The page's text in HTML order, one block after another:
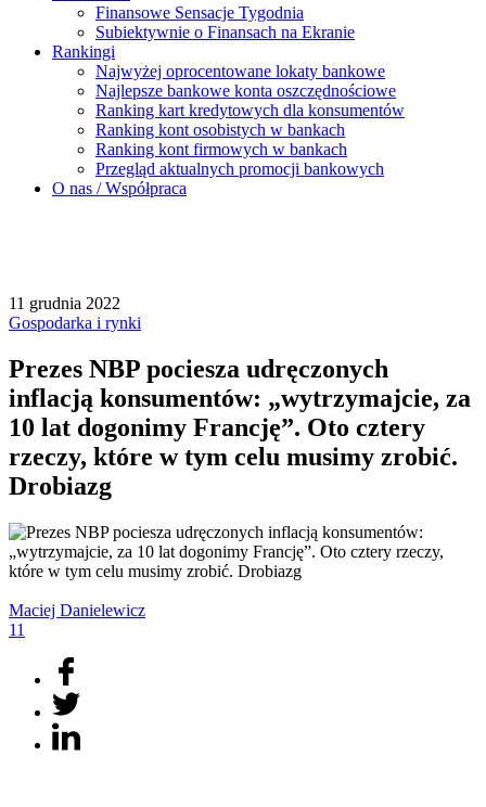
Finansowe Sensacje Tygodnia
Subiektywnie o Finansach na Ekranie
Rankingi
Najwyżej oprocentowane lokaty bankowe
Najlepsze bankowe konta oszczędnościowe
Ranking kart kredytowych dla konsumentów
Ranking kont osobistych w bankach
Ranking kont firmowych w bankach
Przegląd aktualnych promocji bankowych
O nas / Współpraca
11 grudnia 2022
Gospodarka i rynki
Prezes NBP pociesza udręczonych
inflacją konsumentów: „wytrzymajcie, za
10 lat dogonimy Francję”. Oto cztery
rzeczy, które w tym celu musimy zrobić.
Drobiazg
Maciej Danielewicz
11